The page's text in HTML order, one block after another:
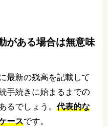
がある場合は無意味
最新の残高を記載して
手続きに始まるまでの
るでしょう。 代表的な
ースです。